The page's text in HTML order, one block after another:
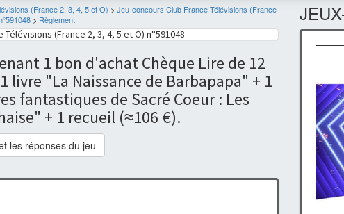
(France 2, 3, 4, 5 et O) > Jeu-concours Club France Télévisions (France
> Règlement
(France 2, 3, 4, 5 et O) n°591048
1 bon d'achat Chèque Lire de 12
livre "La Naissance de Barbapapa" + 1
fantastiques de Sacré Coeur : Les
+ 1 recueil (≈106 €).
les réponses du jeu